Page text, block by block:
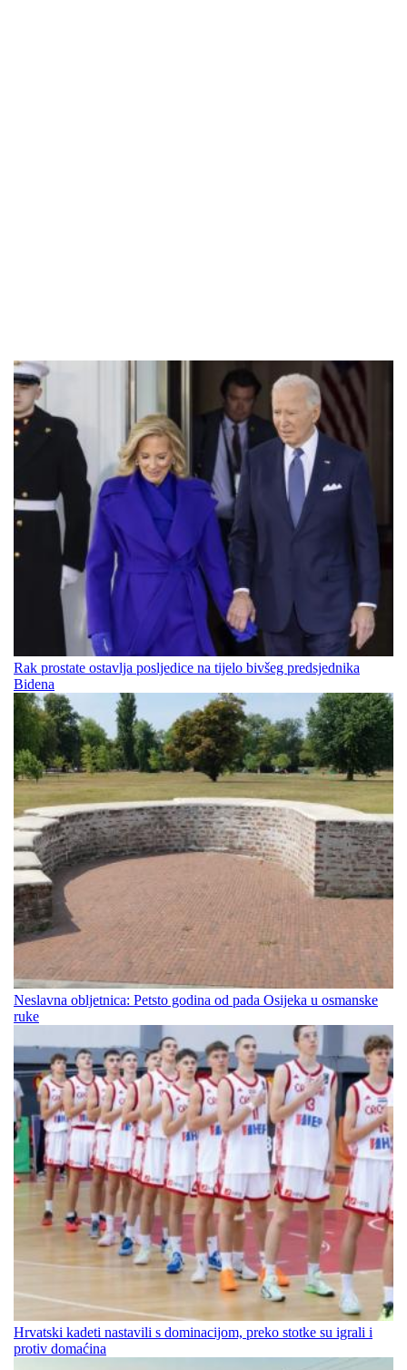
Rak prostate ostavlja posljedice na tijelo bivšeg predsjednika
Bidena
Neslavna obljetnica: Petsto godina od pada Osijeka u osmanske
ruke
Hrvatski kadeti nastavili s dominacijom, preko stotke su igrali i
protiv domaćina